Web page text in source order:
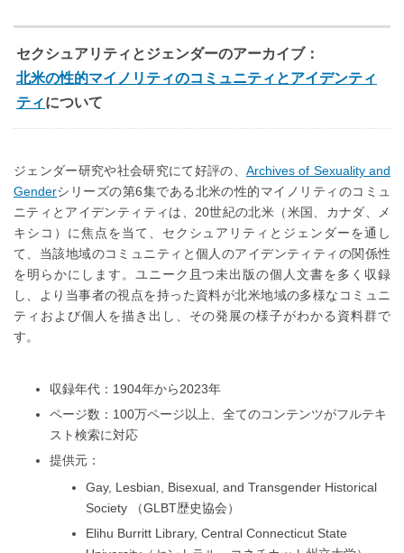
セクシュアリティとジェンダーのアーカイブ：
北米の性的マイノリティのコミュニティとアイデンティ
ティについて
ジェンダー研究や社会研究にて好評の、 Archives of Sexuality and
Genderシリーズの第6集である北米の性的マイノリティのコミュ
ニティとアイデンティティは、20世紀の北米（米国、カナダ、メ
キシコ）に焦点を当て、セクシュアリティとジェンダーを通し
て、当該地域のコミュニティと個人のアイデンティティの関係性
を明らかにします。ユニーク且つ未出版の個人文書を多く収録
し、より当事者の視点を持った資料が北米地域の多様なコミュニ
ティおよび個人を描き出し、その発展の様子がわかる資料群で
す。
収録年代：1904年から2023年
ページ数：100万ページ以上、全てのコンテンツがフルテキ
スト検索に対応
提供元：
Gay, Lesbian, Bisexual, and Transgender Historical
Society （GLBT歴史協会）
Elihu Burritt Library, Central Connecticut State